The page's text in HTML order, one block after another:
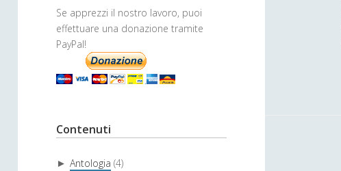
Se apprezzi il nostro lavoro, puoi
effettuare una donazione tramite
PayPal!
Contenuti
► Antologia (4)